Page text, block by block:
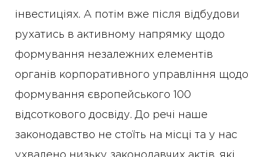
інвестиціях. А потім вже після відбудови
рухатись в активному напрямку щодо
формування незалежних елементів
органів корпоративного управління щодо
формування європейського 100
відсоткового досвіду. До речі наше
законодавство не стоїть на місці та у нас